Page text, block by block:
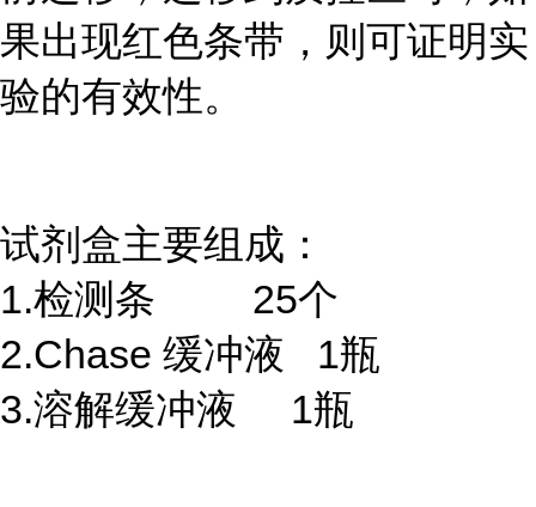
果出现红色条带，则可证明实
验的有效性。
试剂盒主要组成：
1.检测条 25个
2.Chase 缓冲液 1瓶
3.溶解缓冲液 1瓶